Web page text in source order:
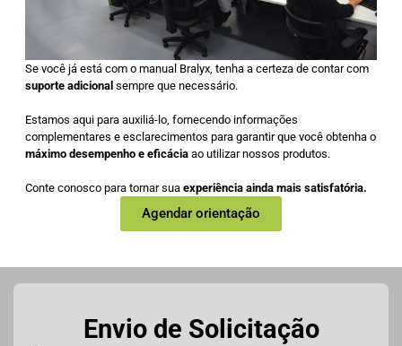
Se você já está com o manual Bralyx, tenha a certeza de contar com
suporte adicional sempre que necessário.
Estamos aqui para auxiliá-lo, fornecendo informações
complementares e esclarecimentos para garantir que você obtenha o
máximo desempenho e eficácia ao utilizar nossos produtos.
Conte conosco para tornar sua experiência ainda mais satisfatória.
Agendar orientação
Envio de Solicitação